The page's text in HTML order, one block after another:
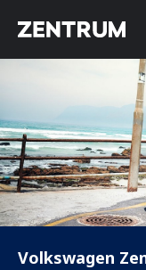
Volkswagen